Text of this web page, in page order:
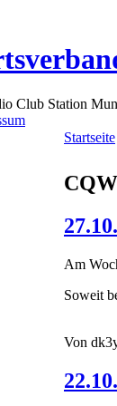
Club Station
Startseite
Am
Soweit
Von